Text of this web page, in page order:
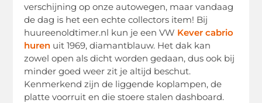
verschijning op onze autowegen, maar vandaag
de dag is het een echte collectors item! Bij
huureenoldtimer.nl kun je een VW Kever cabrio
huren uit 1969, diamantblauw. Het dak kan
zowel open als dicht worden gedaan, dus ook bij
minder goed weer zit je altijd beschut.
Kenmerkend zijn de liggende koplampen, de
platte voorruit en die stoere stalen dashboard.